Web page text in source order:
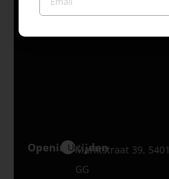
Openingstijden
Uden
Marktstraat 39, 5401
GG